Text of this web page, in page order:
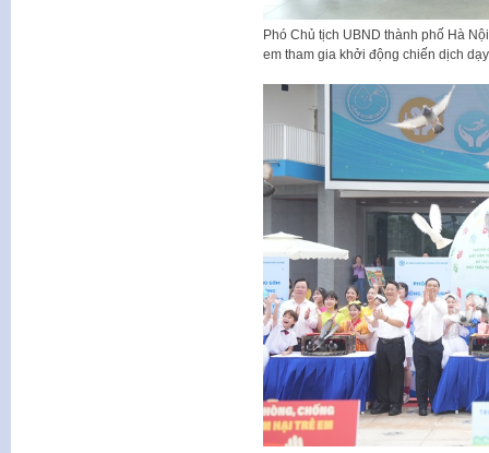
Phó Chủ tịch UBND thành phố Hà
em tham gia khởi động chiến dịch